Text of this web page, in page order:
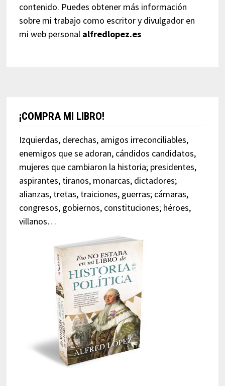
contenido. Puedes obtener más información
sobre mi trabajo como escritor y divulgador en
mi web personal alfredlopez.es
¡COMPRA MI LIBRO!
Izquierdas, derechas, amigos irreconciliables,
enemigos que se adoran, cándidos candidatos,
mujeres que cambiaron la historia; presidentes,
aspirantes, tiranos, monarcas, dictadores;
alianzas, tretas, traiciones, guerras; cámaras,
congresos, gobiernos, constituciones; héroes,
villanos…